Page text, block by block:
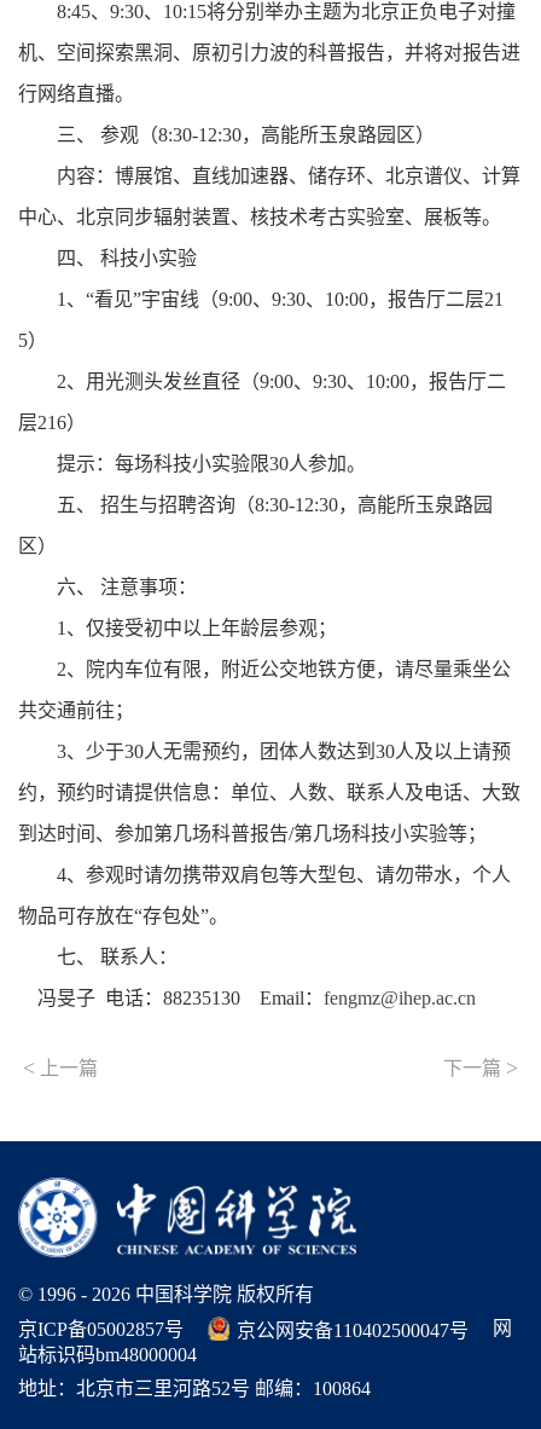
8:45、9:30、10:15将分别举办主题为北京正负电子对撞
机、空间探索黑洞、原初引力波的科普报告，并将对报告进
行网络直播。
三、 参观（8:30-12:30，高能所玉泉路园区）
内容：博展馆、直线加速器、储存环、北京谱仪、计算
中心、北京同步辐射装置、核技术考古实验室、展板等。
四、 科技小实验
1、“看见”宇宙线（9:00、9:30、10:00，报告厅二层21
5）
2、用光测头发丝直径（9:00、9:30、10:00，报告厅二
层216）
提示：每场科技小实验限30人参加。
五、 招生与招聘咨询（8:30-12:30，高能所玉泉路园
区）
六、 注意事项：
1、仅接受初中以上年龄层参观；
2、院内车位有限，附近公交地铁方便，请尽量乘坐公
共交通前往；
3、少于30人无需预约，团体人数达到30人及以上请预
约，预约时请提供信息：单位、人数、联系人及电话、大致
到达时间、参加第几场科普报告/第几场科技小实验等；
4、参观时请勿携带双肩包等大型包、请勿带水，个人
物品可存放在“存包处”。
七、 联系人：
冯旻子 电话：88235130 Email： fengmz@ihep.ac.cn
< 上一篇 下一篇 >
© 1996 - 2026 中国科学院 版权所有
京ICP备05002857号
京公网安备110402500047号
网
站标识码bm48000004
地址：北京市三里河路52号 邮编：100864